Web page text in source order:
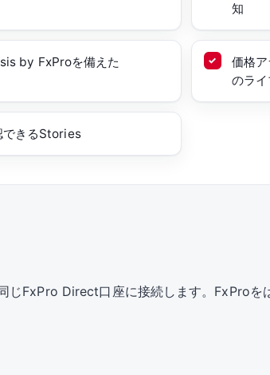
知
by FxProを備えた
価格
のラ
できるStories
じFxPro Direct口座に接続します。FxProを